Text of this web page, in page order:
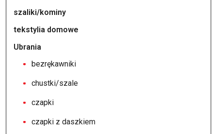
szaliki/kominy
tekstylia domowe
Ubrania
bezrękawniki
chustki/szale
czapki
czapki z daszkiem